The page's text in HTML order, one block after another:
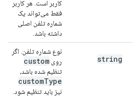
کاربر است. هر کاربر
فقط می‌تواند یک
شماره تلفن اصلی
داشته باشد.
string
نوع شماره تلفن. اگر
روی custom
تنظیم شده باشد،
customType
نیز باید تنظیم شود.